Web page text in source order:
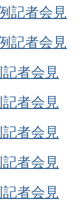
記者会見
記者会見
者会見
者会見
者会見
者会見
者会見